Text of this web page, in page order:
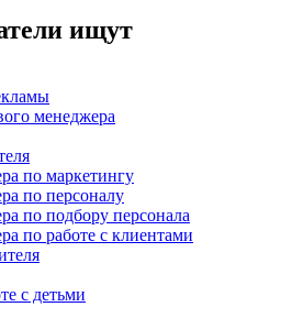
ищут
менеджера
по маркетингу
по персоналу
по подбору персонала
по работе с клиентами
с детьми